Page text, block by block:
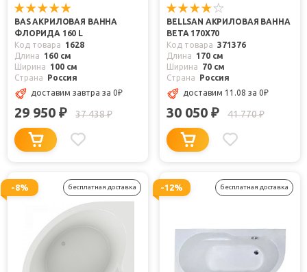
BAS АКРИЛОВАЯ ВАННА
ФЛОРИДА 160 L
Код товара
1628
Длина
160 см
Ширина
100 см
Страна
Россия
доставим завтра за 0₽
29 950 ₽ 37 438₽
BELLSAN АКРИЛОВАЯ ВАННА
ВЕТА 170X70
Код товара 371376
Длина
170 см
Ширина
70 см
Страна
Россия
доставим 11.08 за 0₽
30 050 ₽ 41 770₽
-8% бесплатная доставка -12% бесплатная доставка